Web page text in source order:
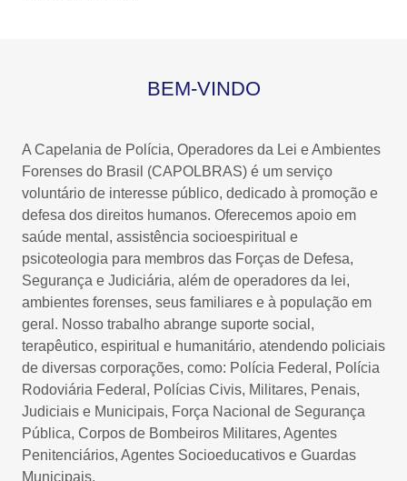
BEM-VINDO
A Capelania de Polícia, Operadores da Lei e Ambientes
Forenses do Brasil (CAPOLBRAS) é um serviço
voluntário de interesse público, dedicado à promoção e
defesa dos direitos humanos. Oferecemos apoio em
saúde mental, assistência socioespiritual e
psicoteologia para membros das Forças de Defesa,
Segurança e Judiciária, além de operadores da lei,
ambientes forenses, seus familiares e à população em
geral. Nosso trabalho abrange suporte social,
terapêutico, espiritual e humanitário, atendendo policiais
de diversas corporações, como: Polícia Federal, Polícia
Rodoviária Federal, Polícias Civis, Militares, Penais,
Judiciais e Municipais, Força Nacional de Segurança
Pública, Corpos de Bombeiros Militares, Agentes
Penitenciários, Agentes Socioeducativos e Guardas
Municipais.